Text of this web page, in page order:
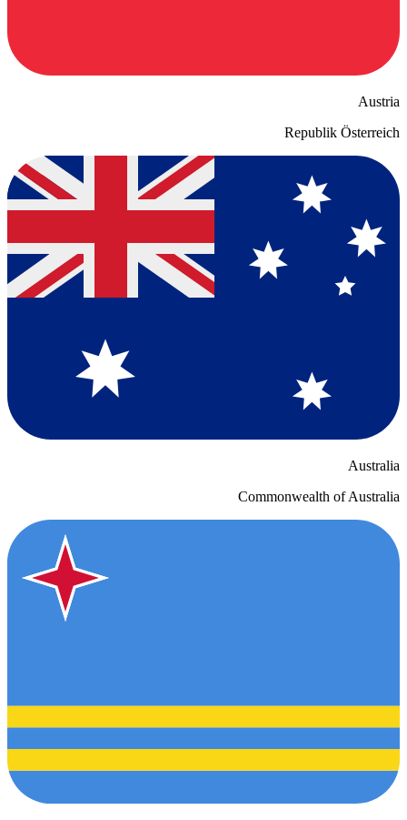
Austria
Republik Österreich
Australia
Commonwealth of Australia